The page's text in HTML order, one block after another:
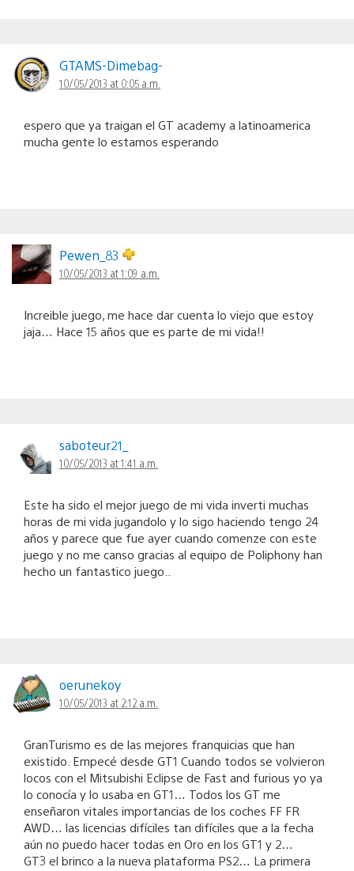
GTAMS-Dimebag-
10/05/2013 at 0:05 a.m.
espero que ya traigan el GT academy a latinoamerica
mucha gente lo estamos esperando
Pewen_83
10/05/2013 at 1:09 a.m.
Increible juego, me hace dar cuenta lo viejo que estoy
jaja… Hace 15 años que es parte de mi vida!!
saboteur21_
10/05/2013 at 1:41 a.m.
Este ha sido el mejor juego de mi vida inverti muchas
horas de mi vida jugandolo y lo sigo haciendo tengo 24
años y parece que fue ayer cuando comenze con este
juego y no me canso gracias al equipo de Poliphony han
hecho un fantastico juego..
oerunekoy
10/05/2013 at 2:12 a.m.
GranTurismo es de las mejores franquicias que han
existido. Empecé desde GT1 Cuando todos se volvieron
locos con el Mitsubishi Eclipse de Fast and furious yo ya
lo conocía y lo usaba en GT1… Todos los GT me
enseñaron vitales importancias de los coches FF FR
AWD… las licencias difíciles tan difíciles que a la fecha
aún no puedo hacer todas en Oro en los GT1 y 2…
GT3 el brinco a la nueva plataforma PS2… La primera